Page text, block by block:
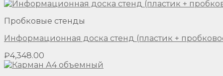
Пробковые стенды
Информационная доска стенд (пластик +
₽4,348.00